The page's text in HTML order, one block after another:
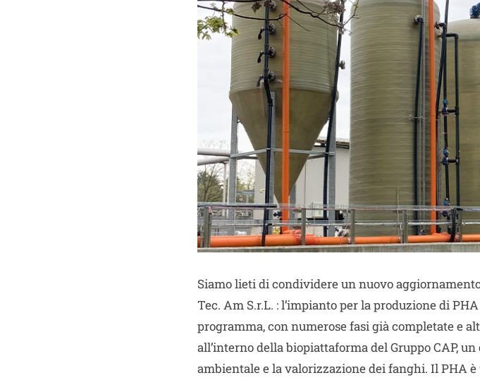
Siamo lieti di condividere un nuovo
Tec. Am S.r.L. : l’impianto per la produzione di
programma, con numerose fasi già completate e
all’interno della biopiattaforma del Gruppo CAP,
ambientale e la valorizzazione dei fanghi. Il PHA